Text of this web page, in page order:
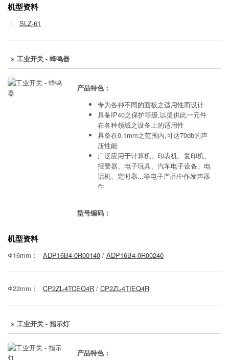
机型资料
： SLZ-61
工业开关 - 蜂鸣器
产品特色：
专为各种不同的面板之适用性而设计
具备IP40之保护等级,以提供此一元件
在各种领域之设备上的适用性
具备在0.1mm之范围内,可达70db的声
压性能
广泛应用于计算机、印表机、复印机、
报警器、电子玩具、汽车电子设备、电
话机、定时器...等电子产品中作发声器
件
型号编码：
机型资料
Φ16mm： ADP16B4-0R00140 / ADP16B4-0R00240
Φ22mm： CP2ZL-4TCEQ4R / CP2ZL-4TIEQ4R
工业开关 - 指示灯
产品特色：